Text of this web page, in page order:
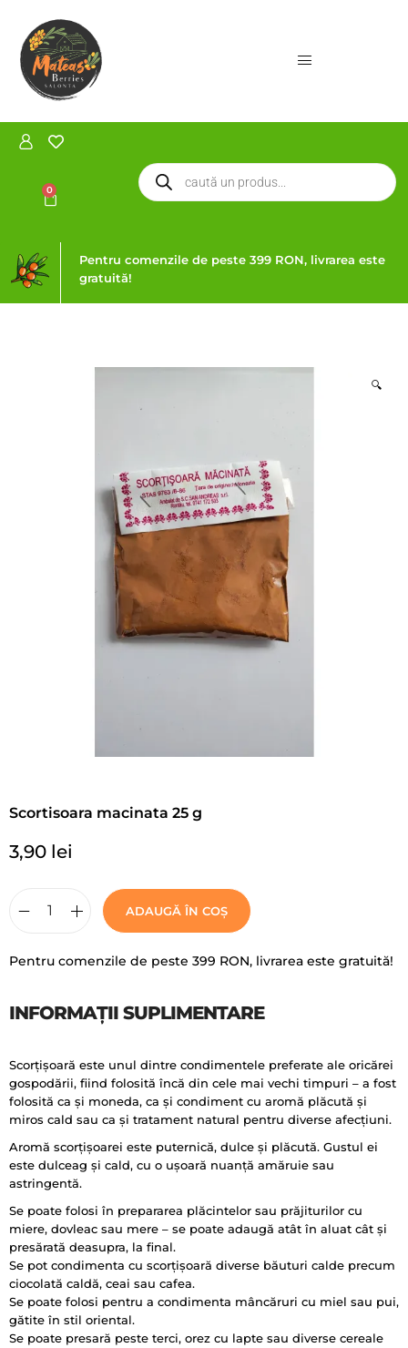
Pentru comenzile de peste 399 RON, livrarea este
gratuită!
0
🔍
Scortisoara macinata 25 g
3,90 lei
ADAUGĂ ÎN COȘ
Pentru comenzile de peste 399 RON, livrarea este gratuită!
INFORMAȚII SUPLIMENTARE
Scorțișoară este unul dintre condimentele preferate ale oricărei
gospodării, fiind folosită încă din cele mai vechi timpuri – a fost
folosită ca și moneda, ca și condiment cu aromă plăcută și
miros cald sau ca și tratament natural pentru diverse afecțiuni.
Aromă scorțișoarei este puternică, dulce și plăcută. Gustul ei
este dulceag și cald, cu o ușoară nuanță amăruie sau
astringentă.
Se poate folosi în prepararea plăcintelor sau prăjiturilor cu
miere, dovleac sau mere – se poate adaugă atât în aluat cât și
presărată deasupra, la final.
Se pot condimenta cu scorțișoară diverse băuturi calde precum
ciocolată caldă, ceai sau cafea.
Se poate folosi pentru a condimenta mâncăruri cu miel sau pui,
gătite în stil oriental.
Se poate presară peste terci, orez cu lapte sau diverse cereale